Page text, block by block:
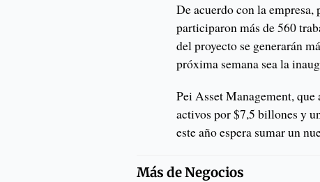
De acuerdo con la
participaron más de 560
del proyecto se generarán
próxima semana sea la
Pei Asset Management,
activos por $7,5 billones y
este año espera sumar un
Más deNegocios